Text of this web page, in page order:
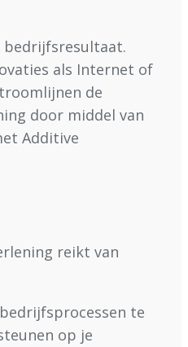
bedrijfsresultaat.
als Internet of
de
door middel van
Additive
reikt van
te
op je